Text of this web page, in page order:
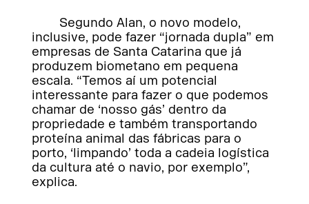
Segundo Alan, o novo modelo,
inclusive, pode fazer “jornada dupla” em
empresas de Santa Catarina que já
produzem biometano em pequena
escala. “Temos aí um potencial
interessante para fazer o que podemos
chamar de ‘nosso gás’ dentro da
propriedade e também transportando
proteína animal das fábricas para o
porto, ‘limpando’ toda a cadeia logística
da cultura até o navio, por exemplo”,
explica.